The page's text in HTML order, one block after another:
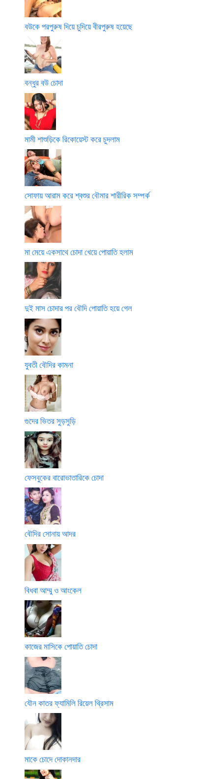
বউকে পরপুরুষ দিয়ে চুদিয়ে বীরপুরুষ হয়েছে
বন্ধুর বউ চোদা
মামী শাশুড়িকে রিকোয়েস্ট করে চুদলাম
সোফায় আরাম করে শ্বশুর বৌমার শারীরিক সম্পর্ক
মা মেয়ে একসাথে চোদা খেয়ে পোয়াতি হলাম
দুই মাস চোদার পর বৌদি পোয়াতি হয়ে গেল
যুবতী বৌদির কামনা
গুদের ভিতর সুড়সুড়ি
ফেসবুকের বারোভাতারিকে চোদা
বৌদির সোনায় আদর
বিধবা আম্মু ও আংকেল
কাজের মাসিকে পোয়াতি চোদা
যৌন কাতর ফ্যামিলি রিয়েল থ্রিসাম
মাকে চোদে দোকানদার